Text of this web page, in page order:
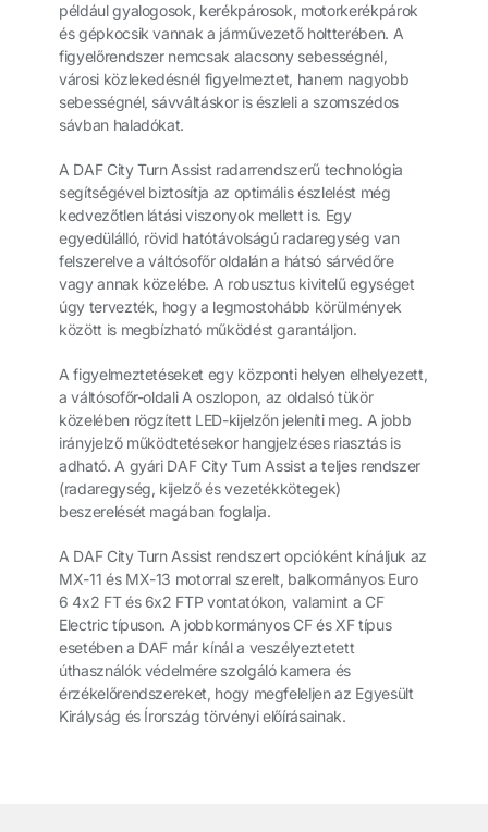
például gyalogosok, kerékpárosok, motorkerékpárok
és gépkocsik vannak a járművezető holtterében. A
figyelőrendszer nemcsak alacsony sebességnél,
városi közlekedésnél figyelmeztet, hanem nagyobb
sebességnél, sávváltáskor is észleli a szomszédos
sávban haladókat.
A DAF City Turn Assist radarrendszerű technológia
segítségével biztosítja az optimális észlelést még
kedvezőtlen látási viszonyok mellett is. Egy
egyedülálló, rövid hatótávolságú radaregység van
felszerelve a váltósofőr oldalán a hátsó sárvédőre
vagy annak közelébe. A robusztus kivitelű egységet
úgy tervezték, hogy a legmostohább körülmények
között is megbízható működést garantáljon.
A figyelmeztetéseket egy központi helyen elhelyezett,
a váltósofőr-oldali A oszlopon, az oldalsó tükör
közelében rögzített LED-kijelzőn jeleníti meg. A jobb
irányjelző működtetésekor hangjelzéses riasztás is
adható. A gyári DAF City Turn Assist a teljes rendszer
(radaregység, kijelző és vezetékkötegek)
beszerelését magában foglalja.
A DAF City Turn Assist rendszert opcióként kínáljuk az
MX-11 és MX-13 motorral szerelt, balkormányos Euro
6 4x2 FT és 6x2 FTP vontatókon, valamint a CF
Electric típuson. A jobbkormányos CF és XF típus
esetében a DAF már kínál a veszélyeztetett
úthasználók védelmére szolgáló kamera és
érzékelőrendszereket, hogy megfeleljen az Egyesült
Királyság és Írország törvényi előírásainak.